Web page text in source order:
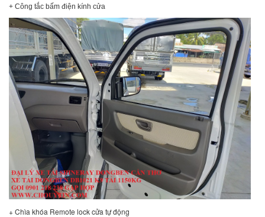
+ Công tắc bấm điện kính cửa
+ Chìa khóa Remote lock cửa tự động